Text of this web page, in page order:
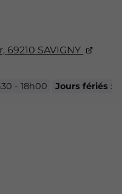
69210 SAVIGNY
- 18h00 Jours fériés: